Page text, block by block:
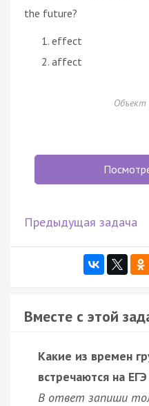
the future?
effect
affect
Объект
Предыдущая задача
Вместе с этой
Какие из времен
встречаются на
В ответ запиши